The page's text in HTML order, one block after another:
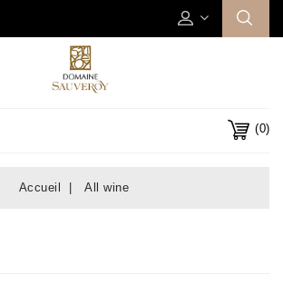
(0)
Accueil All wine